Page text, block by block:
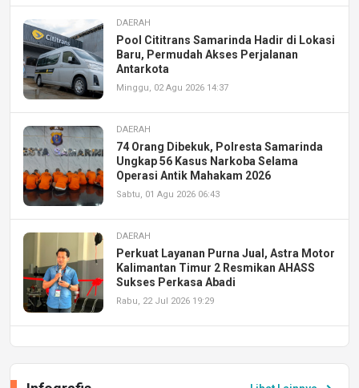
DAERAH
Pool Cititrans Samarinda Hadir di Lokasi
Baru, Permudah Akses Perjalanan
Antarkota
Minggu, 02 Agu 2026 14:37
DAERAH
74 Orang Dibekuk, Polresta Samarinda
Ungkap 56 Kasus Narkoba Selama
Operasi Antik Mahakam 2026
Sabtu, 01 Agu 2026 06:43
DAERAH
Perkuat Layanan Purna Jual, Astra Motor
Kalimantan Timur 2 Resmikan AHASS
Sukses Perkasa Abadi
Rabu, 22 Jul 2026 19:29